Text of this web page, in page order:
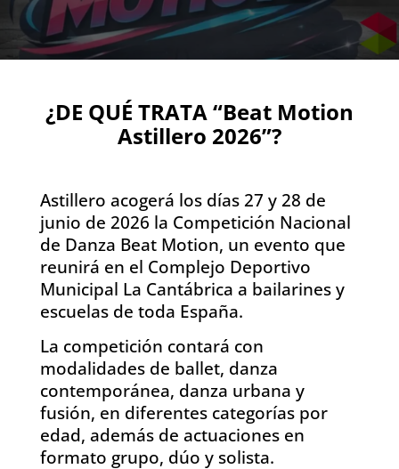
¿DE QUÉ TRATA “Beat Motion
Astillero 2026”?
Astillero acogerá los días 27 y 28 de
junio de 2026 la Competición Nacional
de Danza Beat Motion, un evento que
reunirá en el Complejo Deportivo
Municipal La Cantábrica a bailarines y
escuelas de toda España.
La competición contará con
modalidades de ballet, danza
contemporánea, danza urbana y
fusión, en diferentes categorías por
edad, además de actuaciones en
formato grupo, dúo y solista.